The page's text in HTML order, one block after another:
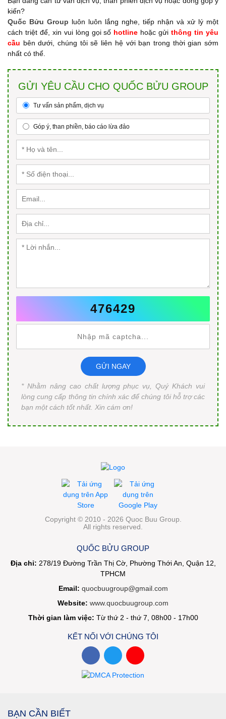
kiến?
Quốc Bửu Group luôn luôn lắng nghe, tiếp nhận và xử lý một
cách triệt để, xin vui lòng gọi số hotline hoặc gửithông tin yêu
cầu bên dưới, chúng tôi sẽ liên hệ với bạn trong thời gian sớm
nhất có thể.
GỬI YÊU CẦU CHO QUỐC BỬU GROUP
Tư vấn sản phẩm, dịch vụ
Góp ý, than phiền, báo cáo lừa đảo
476429
GỬI NGAY
* Nhằm nâng cao chất lượng phục vụ, Quý Khách vui
lòng cung cấp thông tin chính xác để chúng tôi hỗ trợ các
bạn một cách tốt nhất. Xin cám ơn!
Copyright © 2010 - 2026 Quoc Buu Group.
All rights reserved.
QUỐC BỬU GROUP
Địa chỉ: 278/19 Đường Trần Thị Cờ, Phường Thới An, Quận 12,
TPHCM
Email: quocbuugroup@gmail.com
Website: www.quocbuugroup.com
Thời gian làm việc: Từ thứ 2 - thứ 7, 08h00 - 17h00
KẾT NỐI VỚI CHÚNG TÔI
BẠN CẦN BIẾT